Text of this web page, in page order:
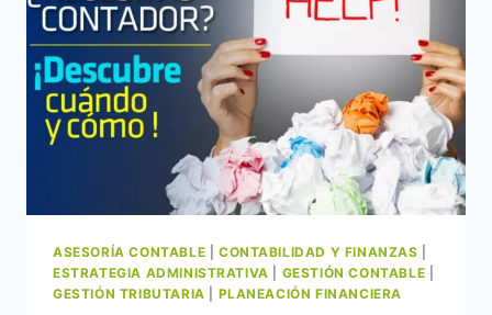
ASESORÍA CONTABLE CONTABILIDAD Y FINANZAS
ESTRATEGIA ADMINISTRATIVA
GESTIÓN CONTABLE
GESTIÓN TRIBUTARIA
PLANEACIÓN FINANCIERA